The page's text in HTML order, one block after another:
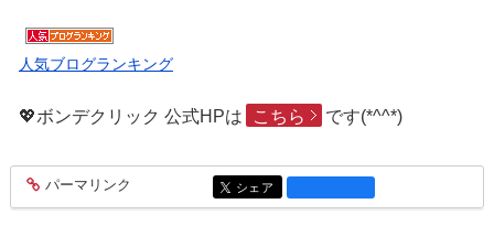
人気ブログランキング
💖ボンデクリック 公式HPは こちら です(*^^*)
entry1881
パーマリンク entry1881
シェア